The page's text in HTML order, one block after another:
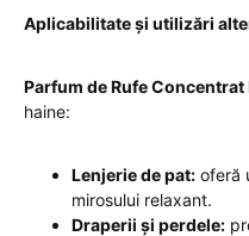
Aplicabilitate și utilizări
Parfum de Rufe Concentrat
haine:
Lenjerie de pat: oferă
mirosului relaxant.
Draperii și perdele: